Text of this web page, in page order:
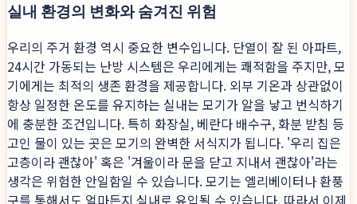
실내 환경의 변화와 숨겨진 위험
우리의 주거 환경 역시 중요한 변수입니다. 단열이 잘 된 아파트,
24시간 가동되는 난방 시스템은 우리에게는 쾌적함을 주지만, 모
기에게는 최적의 생존 환경을 제공합니다. 외부 기온과 상관없이
항상 일정한 온도를 유지하는 실내는 모기가 알을 낳고 번식하기
에 충분한 조건입니다. 특히 화장실, 베란다 배수구, 화분 받침 등
고인 물이 있는 곳은 모기의 완벽한 서식지가 됩니다. '우리 집은
고층이라 괜찮아' 혹은 '겨울이라 문을 닫고 지내서 괜찮아'라는
생각은 위험한 안일함일 수 있습니다. 모기는 엘리베이터나 환풍
구를 통해서도 얼마든지 실내로 유입될 수 있습니다. 따라서 이제